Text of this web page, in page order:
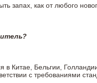
запах, как от любого
в Китае, Бельгии,
с требованиями